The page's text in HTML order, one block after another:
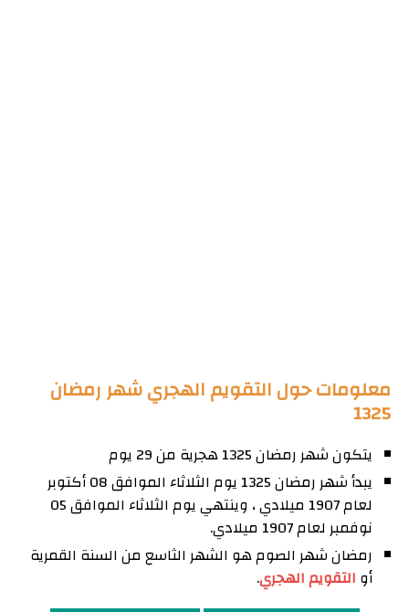
معلومات حول التقويم الهجري شهر رمضان
1325
يتكون شهر رمضان 1325 هجرية من 29 يوم
يبدأ شهر رمضان 1325 يوم الثلاثاء الموافق 08 أكتوبر
لعام 1907 ميلادي ، وينتهي يوم الثلاثاء الموافق 05
نوفمبر لعام 1907 ميلادي.
رمضان شهر الصوم هو الشهر الثاسع من السنة القمرية
أو التقويم الهجري.